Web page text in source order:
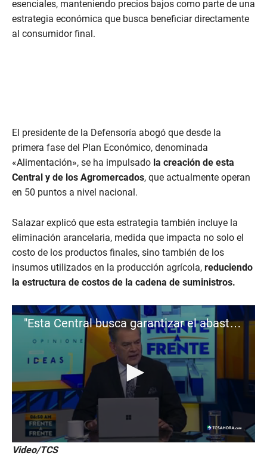
esenciales, manteniendo precios bajos como parte de una
estrategia económica que busca beneficiar directamente
al consumidor final.
El presidente de la Defensoría abogó que desde la
primera fase del Plan Económico, denominada
«Alimentación», se ha impulsado la creación de esta
Central y de los Agromercados, que actualmente operan
en 50 puntos a nivel nacional.
Salazar explicó que esta estrategia también incluye la
eliminación arancelaria, medida que impacta no solo el
costo de los productos finales, sino también de los
insumos utilizados en la producción agrícola, reduciendo
la estructura de costos de la cadena de suministros.
"Esta Central busca garantizar el abastecimiento": Ricardo Salazar
0
s
Video/TCS